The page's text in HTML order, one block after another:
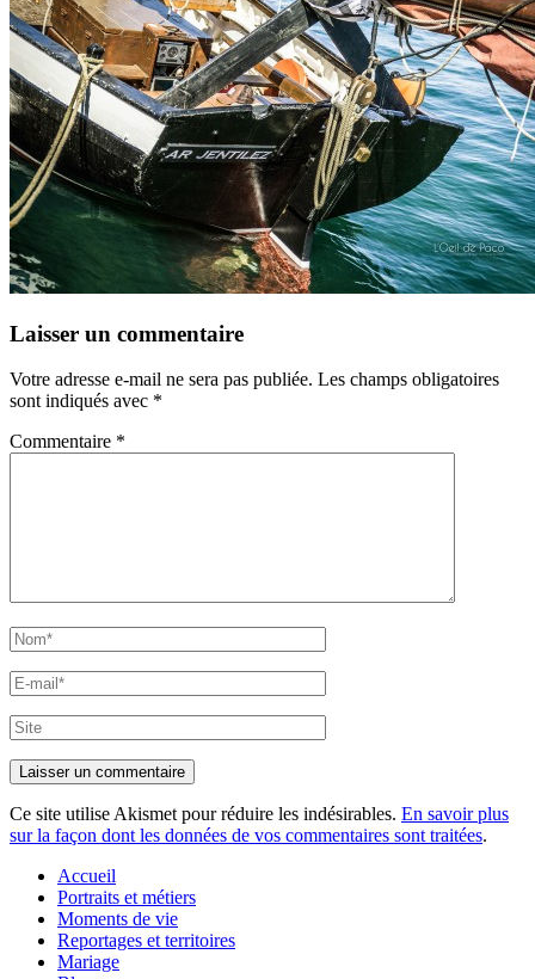
Laisser un commentaire
Votre adresse e-mail ne sera pas publiée. Les champs obligatoires
sont indiqués avec *
Commentaire *
Nom*
E-
mail*
Site
Ce site utilise Akismet pour réduire les indésirables. En savoir plus
sur la façon dont les données de vos commentaires sont traitées.
Accueil
Portraits et métiers
Moments de vie
Reportages et territoires
Mariage